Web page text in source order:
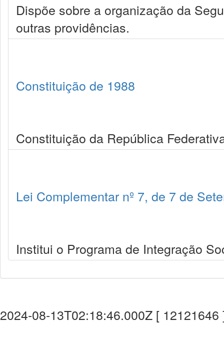
Dispõe sobre a organização da
outras providências.
Constituição de 1988
Constituição da República
Lei Complementar nº 7, de 7 de
Institui o Programa de Integração
2024-08-13T02:18:46.000Z [ 12121646